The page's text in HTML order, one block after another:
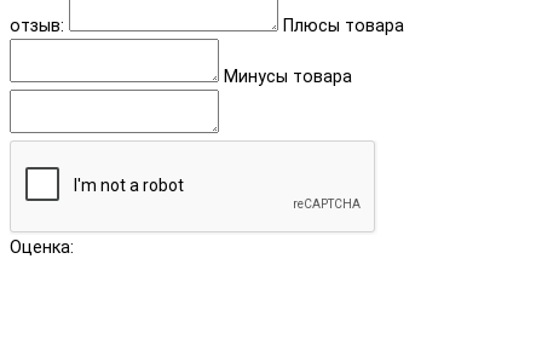
отзыв: Плюсы товара
Минусы товара
Оценка: